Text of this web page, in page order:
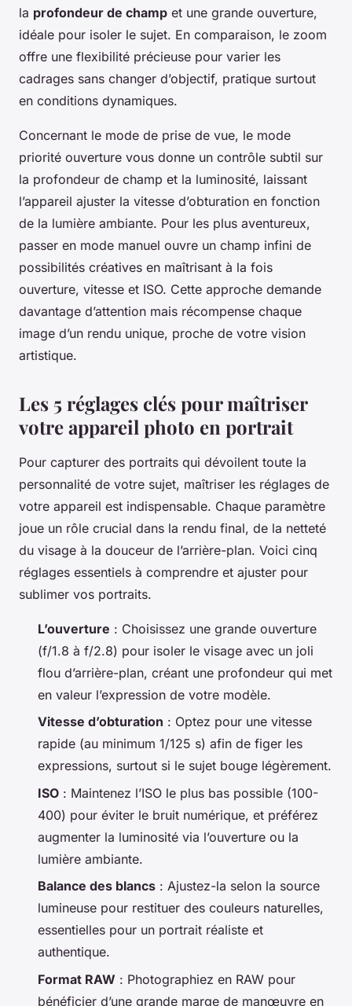
la profondeur de champ et une grande ouverture,
idéale pour isoler le sujet. En comparaison, le zoom
offre une flexibilité précieuse pour varier les
cadrages sans changer d’objectif, pratique surtout
en conditions dynamiques.
Concernant le mode de prise de vue, le mode
priorité ouverture vous donne un contrôle subtil sur
la profondeur de champ et la luminosité, laissant
l’appareil ajuster la vitesse d’obturation en fonction
de la lumière ambiante. Pour les plus aventureux,
passer en mode manuel ouvre un champ infini de
possibilités créatives en maîtrisant à la fois
ouverture, vitesse et ISO. Cette approche demande
davantage d’attention mais récompense chaque
image d’un rendu unique, proche de votre vision
artistique.
Les 5 réglages clés pour maîtriser
votre appareil photo en portrait
Pour capturer des portraits qui dévoilent toute la
personnalité de votre sujet, maîtriser les réglages de
votre appareil est indispensable. Chaque paramètre
joue un rôle crucial dans la rendu final, de la netteté
du visage à la douceur de l’arrière-plan. Voici cinq
réglages essentiels à comprendre et ajuster pour
sublimer vos portraits.
L’ouverture : Choisissez une grande ouverture
(f/1.8 à f/2.8) pour isoler le visage avec un joli
flou d’arrière-plan, créant une profondeur qui met
en valeur l’expression de votre modèle.
Vitesse d’obturation : Optez pour une vitesse
rapide (au minimum 1/125 s) afin de figer les
expressions, surtout si le sujet bouge légèrement.
ISO : Maintenez l’ISO le plus bas possible (100-
400) pour éviter le bruit numérique, et préférez
augmenter la luminosité via l’ouverture ou la
lumière ambiante.
Balance des blancs : Ajustez-la selon la source
lumineuse pour restituer des couleurs naturelles,
essentielles pour un portrait réaliste et
authentique.
Format RAW : Photographiez en RAW pour
bénéficier d’une grande marge de manœuvre en